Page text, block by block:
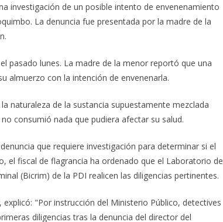
investigación de un posible intento de envenenamiento
La denuncia fue presentada por la madre de la
pasado lunes. La madre de la menor reportó que una
almuerzo con la intención de envenenarla.
naturaleza de la sustancia supuestamente mezclada
consumió nada que pudiera afectar su salud.
que requiere investigación para determinar si el
el fiscal de flagrancia ha ordenado que el Laboratorio de
(Bicrim) de la PDI realicen las diligencias pertinentes.
"Por instrucción del Ministerio Público, detectives
diligencias tras la denuncia del director del